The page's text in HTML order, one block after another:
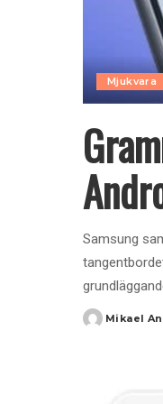
Mjukvara
Samsung
Posted
Mikael